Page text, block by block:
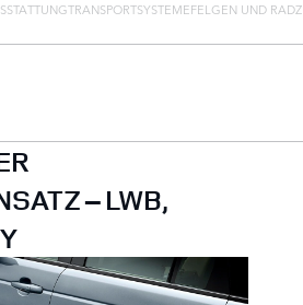
TRANSPORTSYSTEMEFELGEN UND
– LWB,